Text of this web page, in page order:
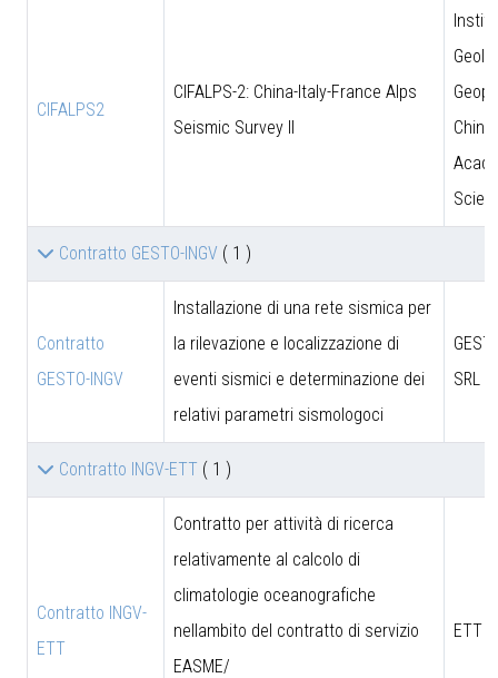
CIFALPS2
CIFALPS-2: China-Italy-France Alps
Seismic Survey II
Contratto GESTO-INGV ( 1 )
Contratto
GESTO-INGV
Installazione di una rete sismica per
la rilevazione e localizzazione di
eventi sismici e determinazione dei
relativi parametri sismologoci
SRL
Contratto INGV-ETT ( 1 )
Contratto INGV-
ETT
Contratto per attività di ricerca
relativamente al calcolo di
climatologie oceanografiche
nellambito del contratto di servizio
EASME/
ETT